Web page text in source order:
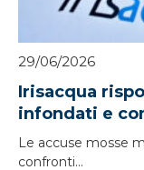
29/06/2026
Irisacqua
infondati e
Le accuse mosse
confronti...